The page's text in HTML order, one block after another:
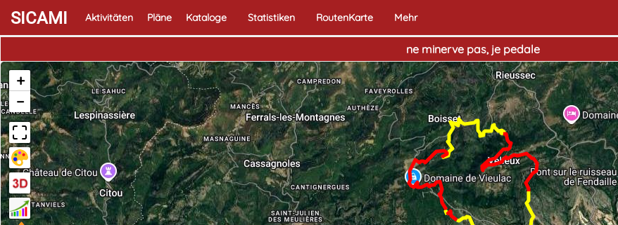
SICAMI Aktivitäten Pläne Kataloge Statistiken RoutenKarte Mehr
ne minerve pas, je pedale
+
−